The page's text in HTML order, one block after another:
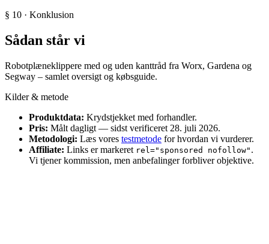
§ 10 · Konklusion
Sådan står vi
Robotplæneklippere med og uden kanttråd fra Worx, Gardena og
Segway – samlet oversigt og købsguide.
Kilder & metode
Produktdata: Krydstjekket med forhandler.
Pris: Målt dagligt — sidst verificeret 28. juli 2026.
Metodologi: Læs vores testmetode for hvordan vi vurderer.
Affiliate: Links er markeret rel="sponsored nofollow" .
Vi tjener kommission, men anbefalinger forbliver objektive.